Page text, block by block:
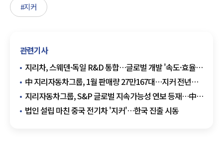
#지커
관련기사
지리차, 스웨덴·독일 R&D 통합…글로벌 개발 '속도·효율'
겨냥
中 지리자동차그룹, 1월 판매량 27만167대…지커 전년比
100%↑
지리자동차그룹, S&P 글로벌 지속가능성 연보 등재…中
완성차 최초
법인 설립 마친 중국 전기차 '지커'…한국 진출 시동